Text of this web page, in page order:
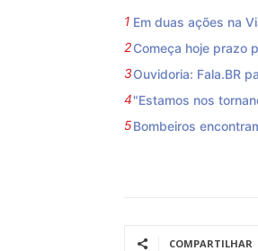
Em duas ações na
Começa hoje prazo
Ouvidoria: Fala.BR
"Estamos nos
Bombeiros
COMPARTILHAR